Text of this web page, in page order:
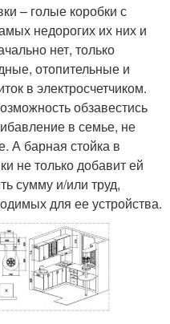
– голые коробки с
недорогих их них и
нет, только
отопительные и
в электросчетчиком.
обзавестись
в семье, не
А барная стойка в
не только добавит ей
сумму и/или труд,
для ее устройства.